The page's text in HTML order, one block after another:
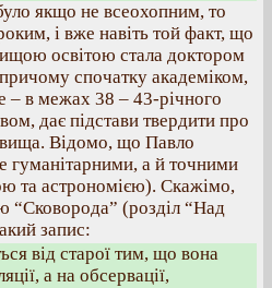
якщо не всеохопним, то
і вже навіть той факт, що
освітою стала доктором
спочатку академіком,
– в межах 38 – 43-річного
дає підстави твердити про
Відомо, що Павло
гуманітарними, а й точними
та астрономією). Скажімо,
(розділ “Над
запис:
від старої тим, що вона
а на обсервації,